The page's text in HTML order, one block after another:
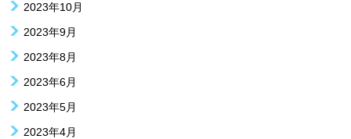
2023年10月
2023年9月
2023年8月
2023年6月
2023年5月
2023年4月